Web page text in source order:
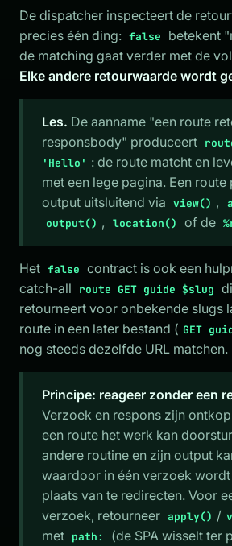
De dispatcher inspecteert de
precies één ding: false
betekent
de matching gaat verder met de
Elke andere retourwaarde wordt
Les. De aanname "een route
responsbody" produceert
'Hello' : de route matcht en
met een lege pagina. Een
output uitsluitend via view() ,
output() , location() of de
Het false contract is ook een
catch-all
route GET guide $slug
retourneert voor onbekende slugs
route in een later bestand ( GET
nog steeds dezelfde URL matchen.
Principe: reageer zonder een
Verzoek en respons zijn
een route het werk kan
andere routine en zijn output
waardoor in één verzoek
plaats van te redirecten. Voor
verzoek, retourneer apply() /
met path:
(de SPA wisselt ter